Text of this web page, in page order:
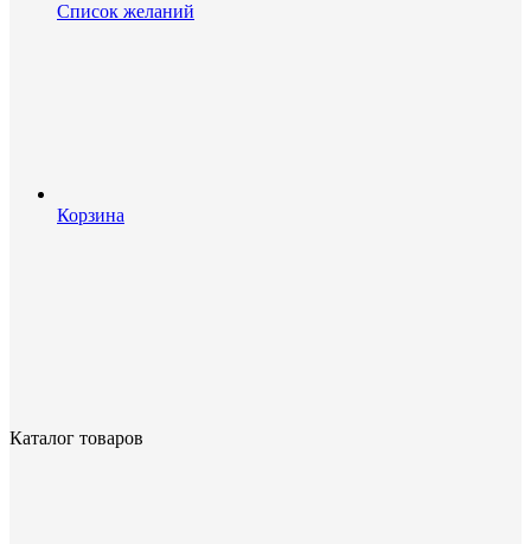
Список желаний
Корзина
Каталог товаров